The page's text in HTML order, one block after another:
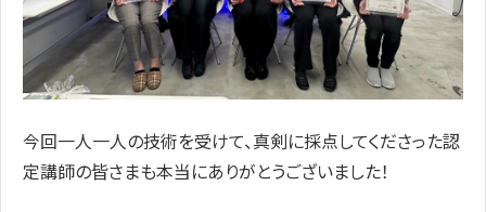
今回一人一人の技術を受けて、真剣に採点してくださった認
定講師の皆さまも本当にありがとうございました！